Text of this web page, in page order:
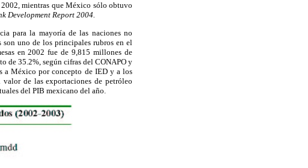
mientras que México sólo obtuvo
Development Report 2004.
para la mayoría de las naciones no
son uno de los principales rubros en el
en 2002 fue de 9,815 millones de
de 35.2%, según cifras del CONAPO y
a México por concepto de IED y a los
de las exportaciones de petróleo
del PIB mexicano del año.